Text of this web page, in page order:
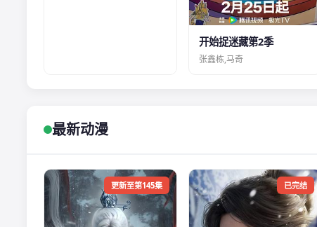
开始捉迷藏第2季
张鑫栋,马奇
最新动漫
更新至第145集 已完结